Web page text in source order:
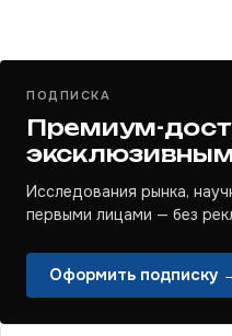
ПОДПИСКА
Премиум-
Исследования рынка,
первыми лицами — без
Оформить подписку